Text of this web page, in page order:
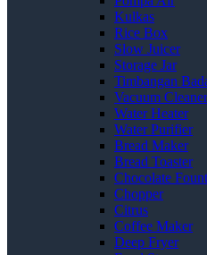
Kulkas
Rice Box
Slow Juicer
Storage Jar
Timbangan
Vacuum Cleaner
Water Heater
Water Purifier
Bread Maker
Bread Toaster
Chocolate
Chopper
Citrus
Coffee Maker
Deep Fryer